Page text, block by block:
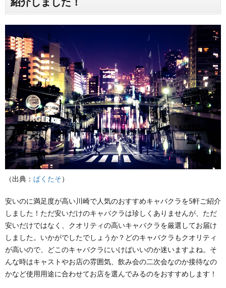
（出典： ぱくたそ）
安いのに満足度が高い川崎で人気のおすすめキャバクラを5軒ご紹介
しました！ただ安いだけのキャバクラは珍しくありませんが、ただ
安いだけではなく、クオリティの高いキャバクラを厳選してお届け
しました。いかがでしたでしょうか？どのキャバクラもクオリティ
が高いので、どこのキャバクラにいけばいいのか迷いますよね。そ
んな時はキャストやお店の雰囲気、飲み会の二次会なのか接待なの
かなど使用用途に合わせてお店を選んでみるのをおすすめします！